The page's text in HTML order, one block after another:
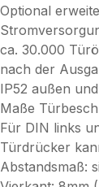
30.000
der
außen
DIN links